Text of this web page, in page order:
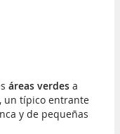
áreas verdes a
, un típico entrante
y de pequeñas